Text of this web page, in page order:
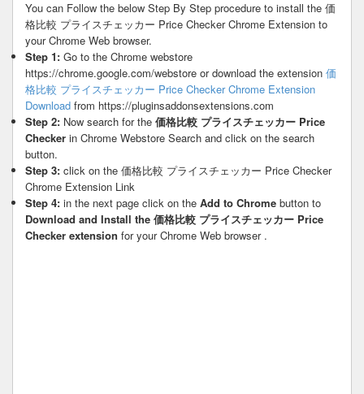
You can Follow the below Step By Step procedure to install the 価
格比較 プライスチェッカー Price Checker Chrome Extension to
your Chrome Web browser.
Step 1: Go to the Chrome webstore
https://chrome.google.com/webstore or download the extension 価
格比較 プライスチェッカー Price Checker Chrome Extension
Download from https://pluginsaddonsextensions.com
Step 2: Now search for the 価格比較 プライスチェッカー Price
Checker in Chrome Webstore Search and click on the search
button.
Step 3: click on the 価格比較 プライスチェッカー Price Checker
Chrome Extension Link
Step 4: in the next page click on the Add to Chrome button to
Download and Install the 価格比較 プライスチェッカー Price
Checker extension for your Chrome Web browser .